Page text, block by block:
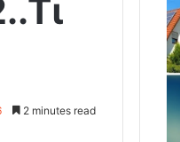
2 minutes read